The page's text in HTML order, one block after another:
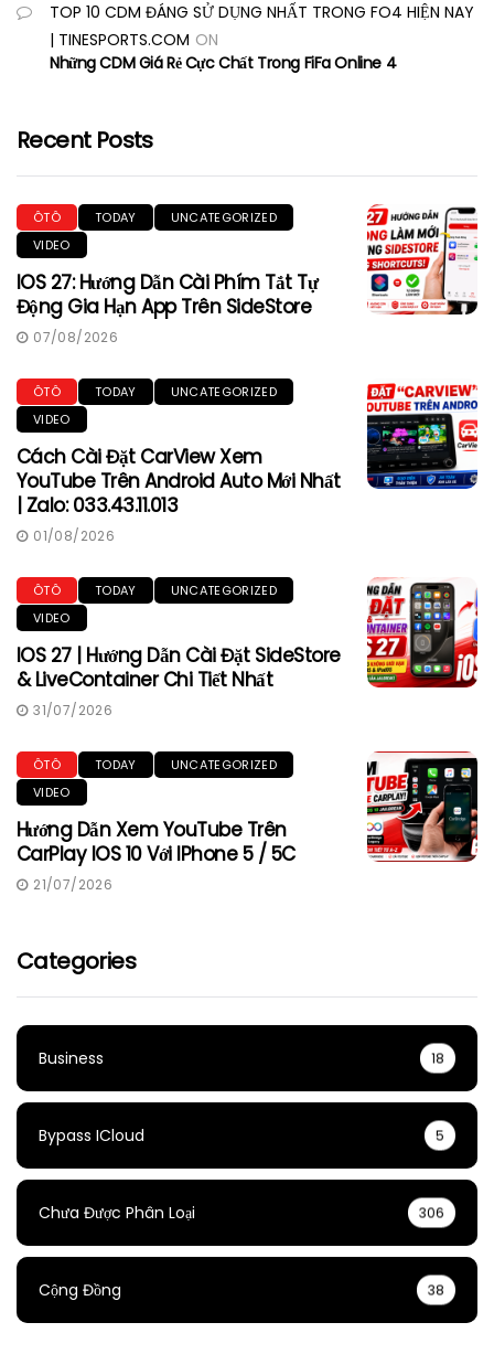
TOP 10 CDM ĐÁNG SỬ DỤNG NHẤT TRONG FO4 HIỆN NAY
| TINESPORTS.COM ON
Những CDM Giá Rẻ Cực Chất Trong FiFa Online 4
Recent Posts
ÔTÔ TODAY
UNCATEGORIZED
VIDEO
IOS 27: Hướng Dẫn Cài Phím Tắt Tự
Động Gia Hạn App Trên SideStore
07/08/2026
ÔTÔ TODAY
UNCATEGORIZED
VIDEO
Cách Cài Đặt CarView Xem
YouTube Trên Android Auto Mới Nhất
| Zalo: 033.43.11.013
01/08/2026
ÔTÔ TODAY
UNCATEGORIZED
VIDEO
IOS 27 | Hướng Dẫn Cài Đặt SideStore
& LiveContainer Chi Tiết Nhất
31/07/2026
ÔTÔ TODAY
UNCATEGORIZED
VIDEO
Hướng Dẫn Xem YouTube Trên
CarPlay IOS 10 Với IPhone 5 / 5C
21/07/2026
Categories
Business 18
Bypass ICloud 5
Chưa Được Phân Loại 306
Cộng Đồng 38